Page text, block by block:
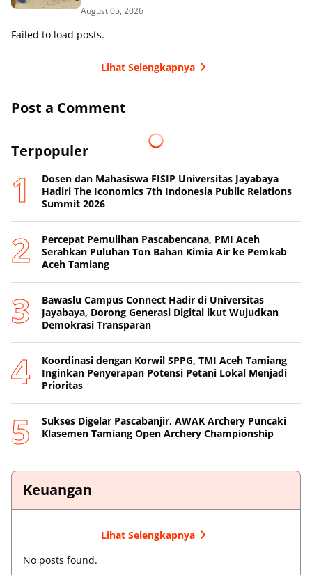
August 05, 2026
Failed to load posts.
Lihat Selengkapnya
Post a Comment
Terpopuler
Dosen dan Mahasiswa FISIP Universitas Jayabaya
Hadiri The Iconomics 7th Indonesia Public Relations
Summit 2026
Percepat Pemulihan Pascabencana, PMI Aceh
Serahkan Puluhan Ton Bahan Kimia Air ke Pemkab
Aceh Tamiang
Bawaslu Campus Connect Hadir di Universitas
Jayabaya, Dorong Generasi Digital ikut Wujudkan
Demokrasi Transparan
Koordinasi dengan Korwil SPPG, TMI Aceh Tamiang
Inginkan Penyerapan Potensi Petani Lokal Menjadi
Prioritas
Sukses Digelar Pascabanjir, AWAK Archery Puncaki
Klasemen Tamiang Open Archery Championship
Keuangan
Lihat Selengkapnya
No posts found.